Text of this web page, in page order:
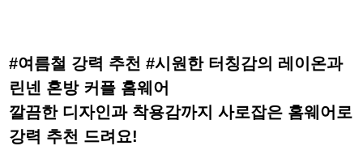
#여름철 강력 추천 #시원한 터칭감의 레이온과
린넨 혼방 커플 홈웨어
깔끔한 디자인과 착용감까지 사로잡은 홈웨어로
강력 추천 드려요!